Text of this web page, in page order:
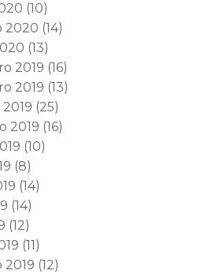
(10)
2020 (14)
(13)
2019 (16)
2019 (13)
(25)
2019 (16)
(10)
(8)
(14)
(14)
(12)
(11)
2019 (12)